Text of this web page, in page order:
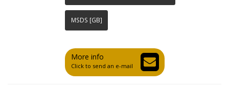
MSDS [GB]
More info
Click to send an e-mail